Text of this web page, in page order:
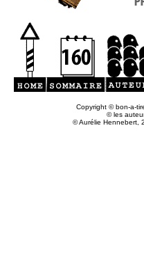
Copyright © bon-a-
© les
© Aurélie Hennebert,